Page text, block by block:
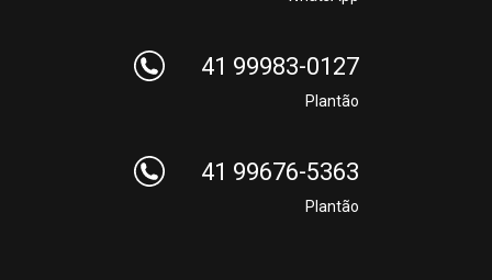
41 99983-0127
Plantão
41 99676-5363
Plantão